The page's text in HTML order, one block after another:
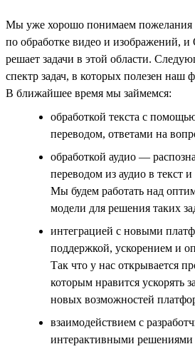
Мы уже хорошо понимаем пожелания
по обработке видео и изображений,
решает задачи в этой области.
спектр задач, в которых полезен наш
В ближайшее время мы займемся:
обработкой текста с
переводом, ответами на
обработкой аудио —
переводом из аудио в текст и
Мы будем работать над
модели для решения таких
интеграцией с новыми
поддержкой, ускорением и
Так что у нас открывается
которым нравится
новых возможностей
взаимодействием с
интерактивными решениями